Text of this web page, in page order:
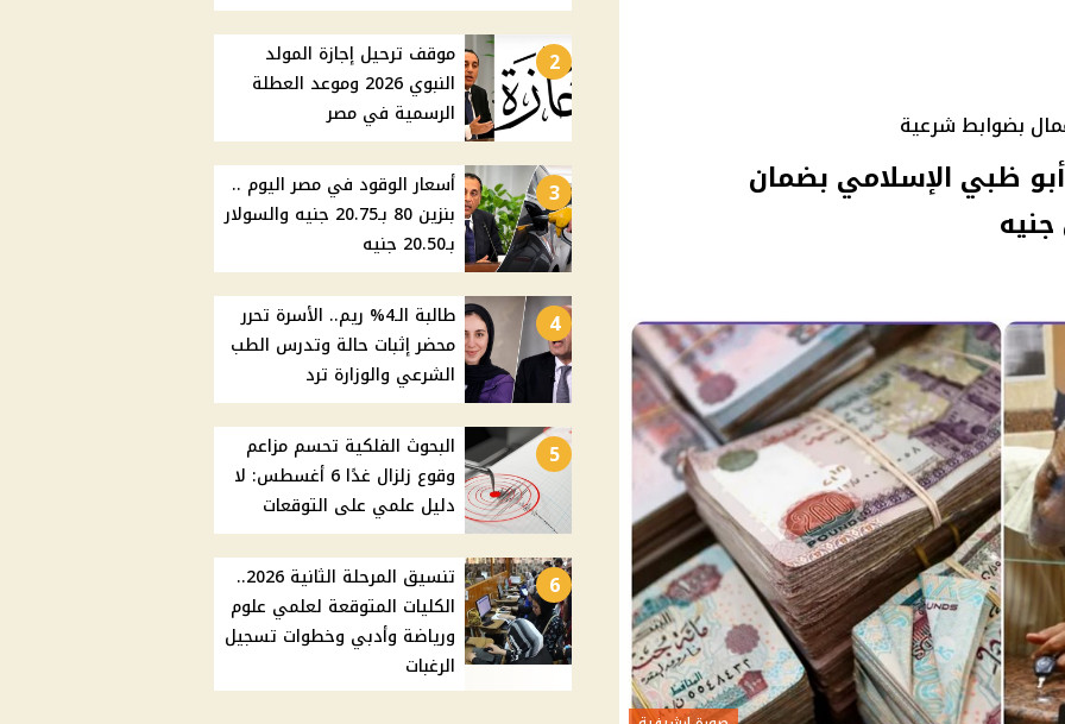
بضوابط شرعية
ظبي الإسلامي بضمان
2
موقف ترحيل إجازة المولد
النبوي 2026 وموعد العطلة
الرسمية في مصر
3
أسعار الوقود في مصر اليوم ..
بنزين 80 بـ20.75 جنيه والسولار
بـ20.50 جنيه
4
طالبة الـ4% ريم.. الأسرة تحرر
محضر إثبات حالة وتدرس الطب
الشرعي والوزارة ترد
5
البحوث الفلكية تحسم مزاعم
وقوع زلزال غدًا 6 أغسطس: لا
دليل علمي على التوقعات
6
تنسيق المرحلة الثانية 2026..
الكليات المتوقعة لعلمي علوم
ورياضة وأدبي وخطوات تسجيل
الرغبات